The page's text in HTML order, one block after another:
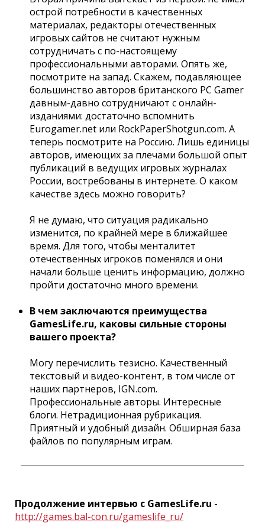
острой потребности в качественных
материалах, редакторы отечественных
игровых сайтов не считают нужным
сотрудничать с по-настоящему
профессиональными авторами. Опять же,
посмотрите на запад. Скажем, подавляющее
большинство авторов британского PC Gamer
давным-давно сотрудничают с онлайн-
изданиями: достаточно вспомнить
Eurogamer.net или RockPaperShotgun.com. А
теперь посмотрите на Россию. Лишь единицы
авторов, имеющих за плечами большой опыт
публикаций в ведущих игровых журналах
России, востребованы в интернете. О каком
качестве здесь можно говорить?
Я не думаю, что ситуация радикально
изменится, по крайней мере в ближайшее
время. Для того, чтобы менталитет
отечественных игроков поменялся и они
начали больше ценить информацию, должно
пройти достаточно много времени.
В чем заключаются преимущества
GamesLife.ru, каковы сильные стороны
вашего проекта?
Могу перечислить тезисно. Качественный
текстовый и видео-контент, в том числе от
наших партнеров, IGN.com.
Профессиональные авторы. Интересные
блоги. Нетрадиционная рубрикация.
Приятный и удобный дизайн. Обширная база
файлов по популярным играм.
Продолжение интервью с GamesLife.ru -
http://games.bal-con.ru/gameslife_ru/